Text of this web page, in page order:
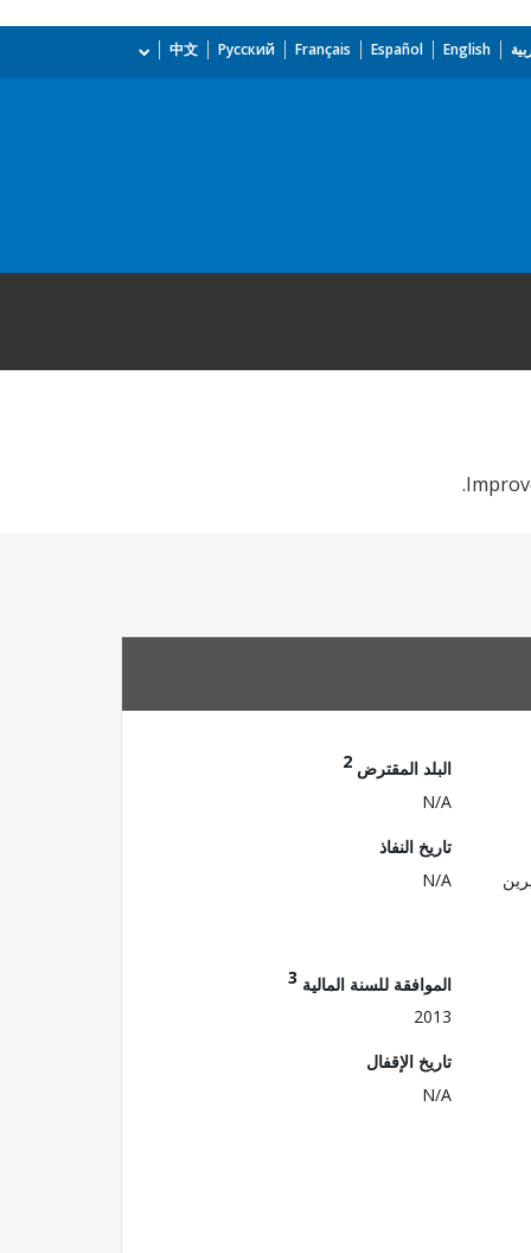
English
Español
Français
Русский
中文
البلد المقترض 2
N/A
تاريخ النفاذ
N/A
الموافقة للسنة المالية 3
2013
تاريخ الإقفال
N/A